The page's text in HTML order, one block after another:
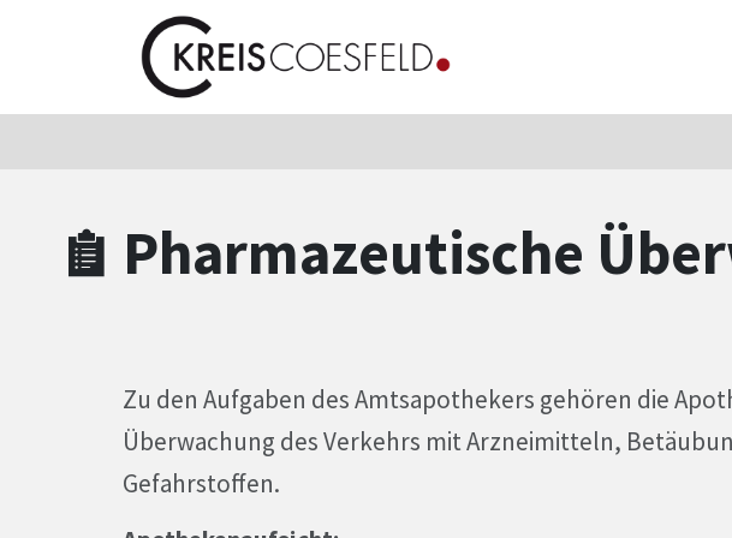
Zum Header
Zum Hauptinhalt
Zum Footer
Zum Hauptinhalt springen
Pharmazeutische
Zu den Aufgaben des Amtsapothekers gehören die
Überwachung des Verkehrs mit Arzneimitteln,
Gefahrstoffen.